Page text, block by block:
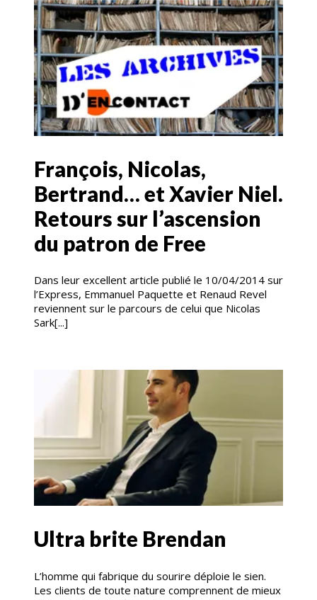
François, Nicolas,
Bertrand… et Xavier Niel.
Retours sur l’ascension
du patron de Free
Dans leur excellent article publié le 10/04/2014 sur
l’Express, Emmanuel Paquette et Renaud Revel
reviennent sur le parcours de celui que Nicolas
Sark[...]
Ultra brite Brendan
L’homme qui fabrique du sourire déploie le sien.
Les clients de toute nature comprennent de mieux